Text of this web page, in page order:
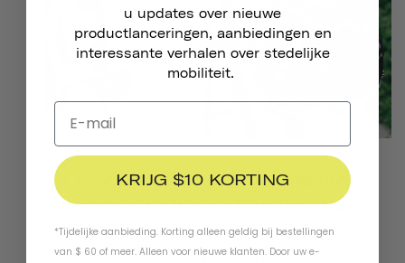
u updates over nieuwe
productlanceringen, aanbiedingen en
interessante verhalen over stedelijke
mobiliteit.
KRIJG $10 KORTING
*Tijdelijke aanbieding. Korting alleen geldig bij bestellingen
van $ 60 of meer. Alleen voor nieuwe klanten. Door uw e-